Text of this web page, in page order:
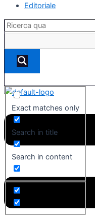
Editoriale
Exact matches only
Search in title
Search in content